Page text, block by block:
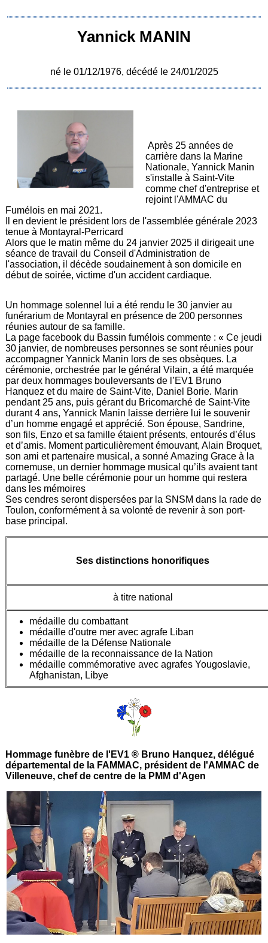
Yannick MANIN
né le 01/12/1976, décédé le 24/01/2025
Après 25 années de
carrière dans la Marine
Nationale, Yannick Manin
s'installe à Saint-Vite
comme chef d'entreprise et
rejoint l'AMMAC du
Fumélois en mai 2021.
Il en devient le président lors de l'assemblée générale 2023
tenue à Montayral-Perricard
Alors que le matin même du 24 janvier 2025 il dirigeait une
séance de travail du Conseil d'Administration de
l'association, il décède soudainement à son domicile en
début de soirée, victime d'un accident cardiaque.
Un hommage solennel lui a été rendu le 30 janvier au
funérarium de Montayral en présence de 200 personnes
réunies autour de sa famille.
La page facebook du Bassin fumélois commente : « Ce jeudi
30 janvier, de nombreuses personnes se sont réunies pour
accompagner Yannick Manin lors de ses obsèques. La
cérémonie, orchestrée par le général Vilain, a été marquée
par deux hommages bouleversants de l’EV1 Bruno
Hanquez et du maire de Saint-Vite, Daniel Borie. Marin
pendant 25 ans, puis gérant du Bricomarché de Saint-Vite
durant 4 ans, Yannick Manin laisse derrière lui le souvenir
d’un homme engagé et apprécié. Son épouse, Sandrine,
son fils, Enzo et sa famille étaient présents, entourés d’élus
et d’amis. Moment particulièrement émouvant, Alain Broquet,
son ami et partenaire musical, a sonné Amazing Grace à la
cornemuse, un dernier hommage musical qu’ils avaient tant
partagé. Une belle cérémonie pour un homme qui restera
dans les mémoires
Ses cendres seront dispersées par la SNSM dans la rade de
Toulon, conformément à sa volonté de revenir à son port-
base principal.
Ses distinctions honorifiques
à titre national
médaille du combattant
médaille d'outre mer avec agrafe Liban
médaille de la Défense Nationale
médaille de la reconnaissance de la Nation
médaille commémorative avec agrafes Yougoslavie,
Afghanistan, Libye
Hommage funèbre de l'EV1 ® Bruno Hanquez, délégué
départemental de la FAMMAC, président de l'AMMAC de
Villeneuve, chef de centre de la PMM d'Agen